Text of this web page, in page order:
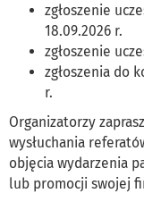
zgłoszenie
18.09.2026 r.
zgłoszenie
zgłoszenia do
r.
Organizatorzy
wysłuchania
objęcia wydarzenia
lub promocji swojej